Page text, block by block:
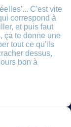
C'est vite
correspond à
et puis faut
ça te donne une
tout ce qu'ils
dessus,
bon à